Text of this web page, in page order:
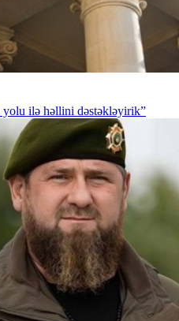
yolu ilə həllini dəstəkləyirik”